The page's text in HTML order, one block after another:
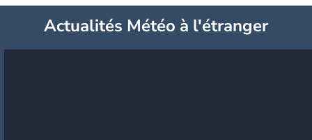
Actualités Météo à l'étranger